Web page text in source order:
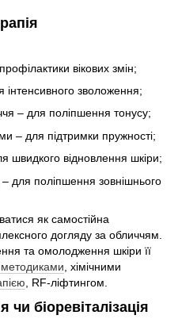
вікових змін;
інтенсивного зволоження;
– для поліпшення тонусу;
– для підтримки пружності;
швидкого відновлення шкіри;
– для поліпшення зовнішнього
як самостійна
догляду за обличчям.
та омолодження шкіри її
, хімічними
, RF-ліфтингом.
біоревіталізація